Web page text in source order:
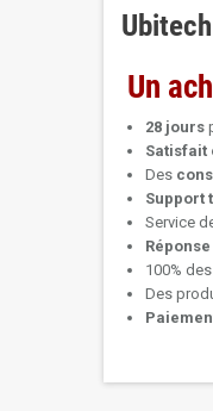
Un
28 jours
Satisfait
Des
Support
Service
Réponse
100%
Des